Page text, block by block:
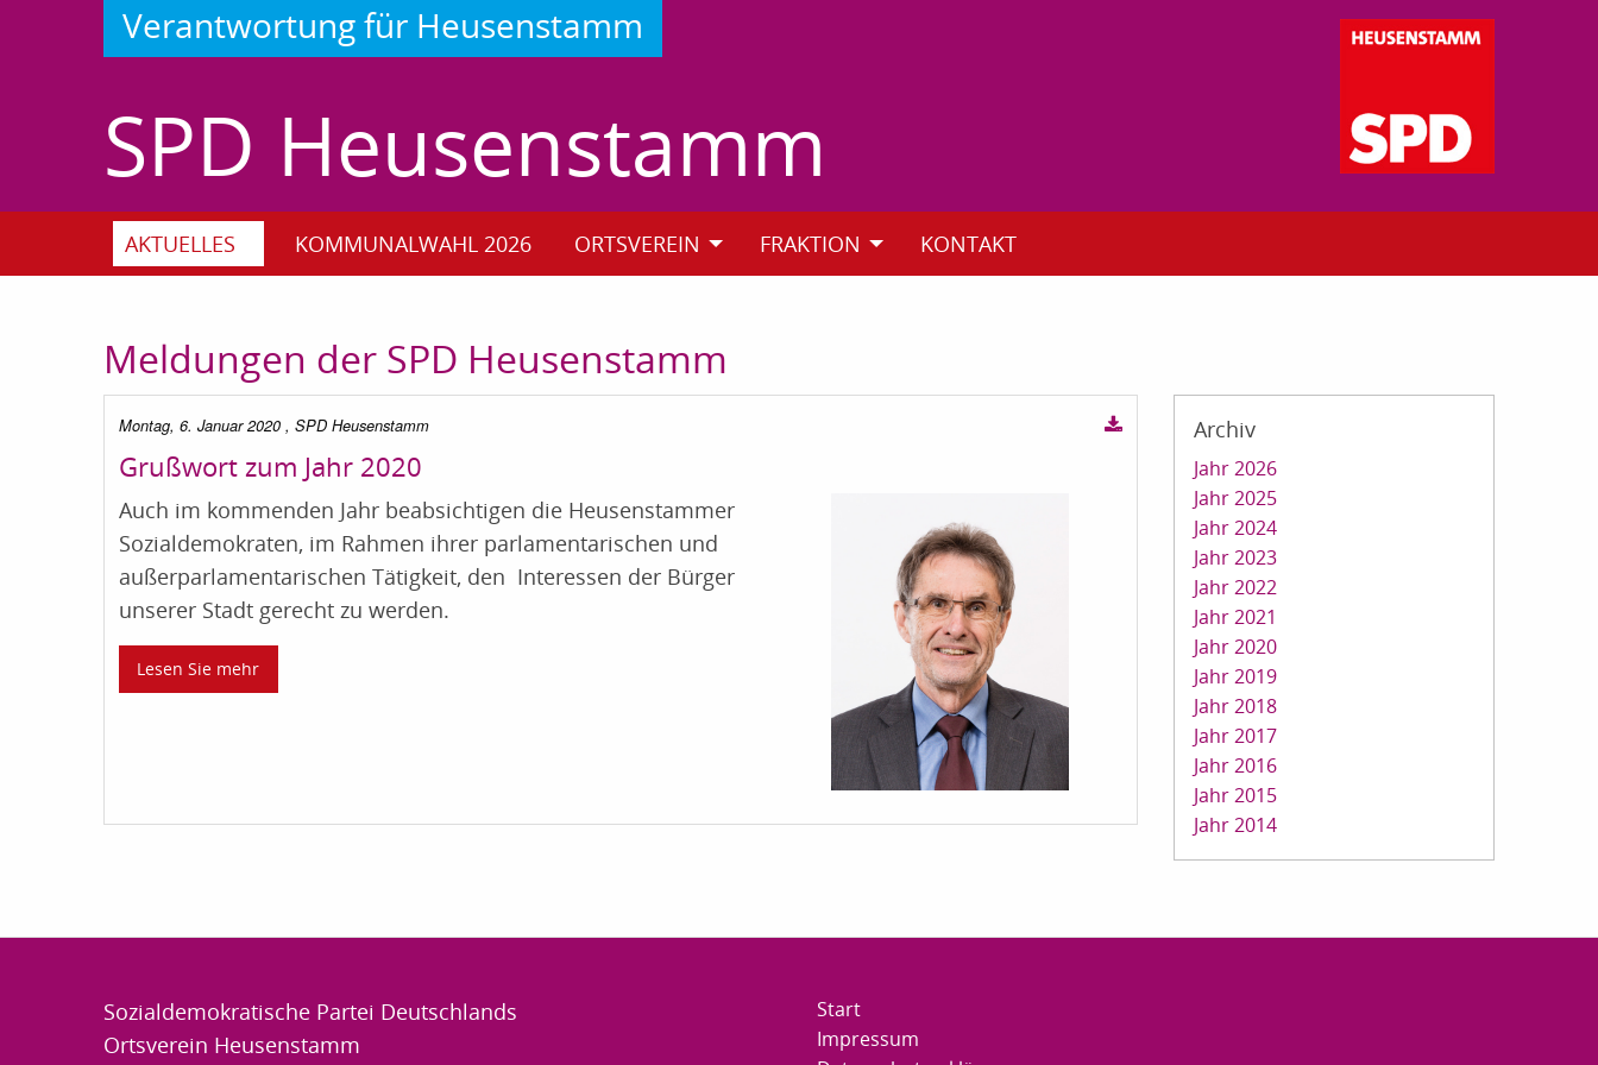
Verantwortung für Heusenstamm
SPD Heusenstamm
AKTUELLES KOMMUNALWAHL 2026 ORTSVEREIN FRAKTION KONTAKT
Meldungen der SPD Heusenstamm
Montag, 6. Januar 2020 , SPD Heusenstamm
Grußwort zum Jahr 2020
Auch im kommenden Jahr beabsichtigen die Heusenstammer
Sozialdemokraten, im Rahmen ihrer parlamentarischen und
außerparlamentarischen Tätigkeit, den Interessen der Bürger
unserer Stadt gerecht zu werden.
Lesen Sie mehr
Archiv
Jahr 2026
Jahr 2025
Jahr 2024
Jahr 2023
Jahr 2022
Jahr 2021
Jahr 2020
Jahr 2019
Jahr 2018
Jahr 2017
Jahr 2016
Jahr 2015
Jahr 2014
Sozialdemokratische Partei Deutschlands
Ortsverein Heusenstamm
Start
Impressum